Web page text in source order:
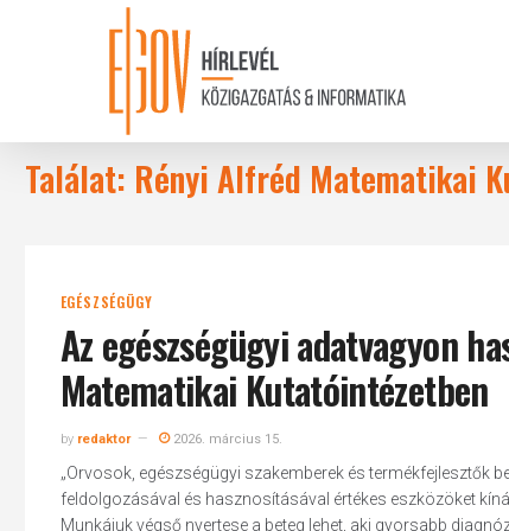
Találat: Rényi Alfréd Matematikai
EGÉSZSÉGÜGY
Az egészségügyi adatvagyon
Matematikai Kutatóintézetben
by redaktor 2026. március 15.
„Orvosok, egészségügyi szakemberek és termékfejlesztők
feldolgozásával és hasznosításával értékes eszközöket
Munkájuk végső nyertese a beteg lehet, aki gyorsabb